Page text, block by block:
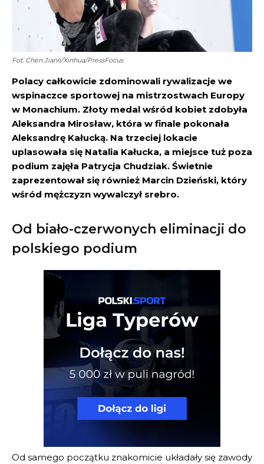
Fot. Chen Jianli/Xinhua/PressFocus
Polacy całkowicie zdominowali rywalizacje we
wspinaczce sportowej na mistrzostwach Europy
w Monachium. Złoty medal wśród kobiet zdobyła
Aleksandra Mirosław, która w finale pokonała
Aleksandrę Kałucką. Na trzeciej lokacie
uplasowała się Natalia Kałucka, a miejsce tuż poza
podium zajęła Patrycja Chudziak. Świetnie
zaprezentował się również Marcin Dzieński, który
wśród mężczyzn wywalczył srebro.
Od biało-czerwonych eliminacji do
polskiego podium
Od samego początku znakomicie układały się zawody